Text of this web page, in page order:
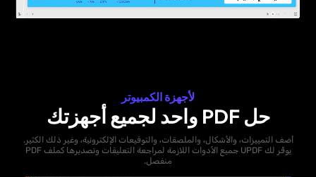
لأجهزة الكمبيوتر
حل PDF واحد لجميع أجهزتك
أضف التمييزات، والأشكال، والملصقات، والتوقيعات الإلكترونية، وغير ذلك الكثير.
يوفّر لك UPDF جميع الأدوات اللازمة لمراجعة التعليقات وتصديرها كملف PDF
منفصل.